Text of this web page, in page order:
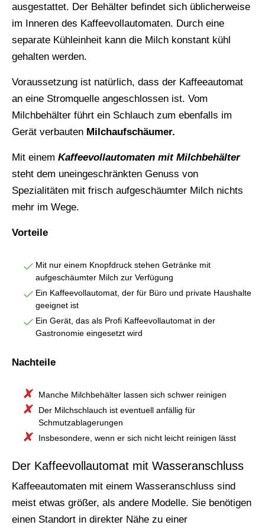
ausgestattet. Der Behälter befindet sich üblicherweise
im Inneren des Kaffeevollautomaten. Durch eine
separate Kühleinheit kann die Milch konstant kühl
gehalten werden.
Voraussetzung ist natürlich, dass der Kaffeeautomat
an eine Stromquelle angeschlossen ist. Vom
Milchbehälter führt ein Schlauch zum ebenfalls im
Gerät verbauten Milchaufschäumer.
Mit einem Kaffeevollautomaten mit Milchbehälter
steht dem uneingeschränkten Genuss von
Spezialitäten mit frisch aufgeschäumter Milch nichts
mehr im Wege.
Vorteile
Mit nur einem Knopfdruck stehen Getränke mit
aufgeschäumter Milch zur Verfügung
Ein Kaffeevollautomat, der für Büro und private Haushalte
geeignet ist
Ein Gerät, das als Profi Kaffeevollautomat in der
Gastronomie eingesetzt wird
Nachteile
Manche Milchbehälter lassen sich schwer reinigen
Der Milchschlauch ist eventuell anfällig für
Schmutzablagerungen
Insbesondere, wenn er sich nicht leicht reinigen lässt
Der Kaffeevollautomat mit Wasseranschluss
Kaffeeautomaten mit einem Wasseranschluss sind
meist etwas größer, als andere Modelle. Sie benötigen
einen Standort in direkter Nähe zu einer